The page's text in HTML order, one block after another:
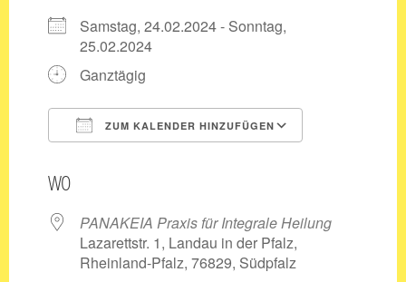
Samstag, 24.02.2024 - Sonntag,
25.02.2024
Ganztägig
ZUM KALENDER HINZUFÜGEN
WO
PANAKEIA Praxis für Integrale Heilung
Lazarettstr. 1, Landau in der Pfalz,
Rheinland-Pfalz, 76829, Südpfalz